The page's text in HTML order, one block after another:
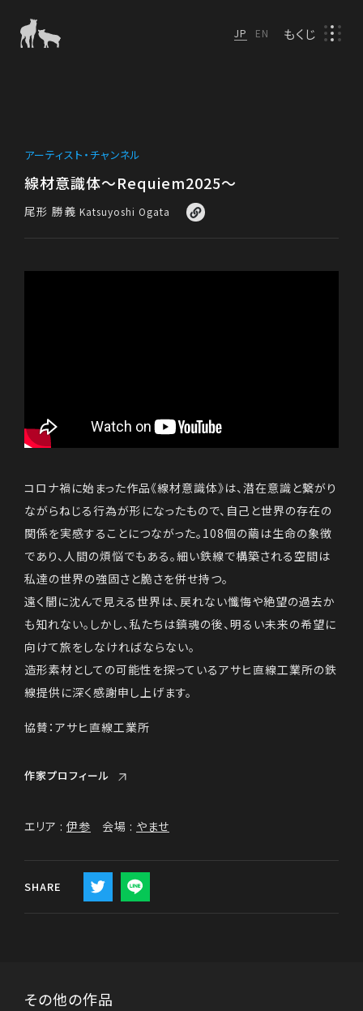
JP EN もくじ
アーティスト・チャンネル
線材意識体〜Requiem2025〜
尾形 勝義 Katsuyoshi Ogata
コロナ禍に始まった作品《線材意識体》は、潜在意識と繋がり
ながらねじる行為が形になったもので、自己と世界の存在の
関係を実感することにつながった。108個の繭は生命の象徴
であり、人間の煩悩でもある。細い鉄線で構築される空間は
私達の世界の強固さと脆さを併せ持つ。
遠く闇に沈んで見える世界は、戻れない懺悔や絶望の過去か
も知れない。しかし、私たちは鎮魂の後、明るい未来の希望に
向けて旅をしなければならない。
造形素材としての可能性を探っているアサヒ直線工業所の鉄
線提供に深く感謝申し上げます。
協賛：アサヒ直線工業所
作家プロフィール
エリア : 伊参 会場 : やませ
SHARE
その他の作品